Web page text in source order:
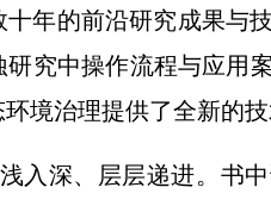
年的前沿研究成果与
究中操作流程与应用
境治理提供了全新的技
入深、层层递进。书